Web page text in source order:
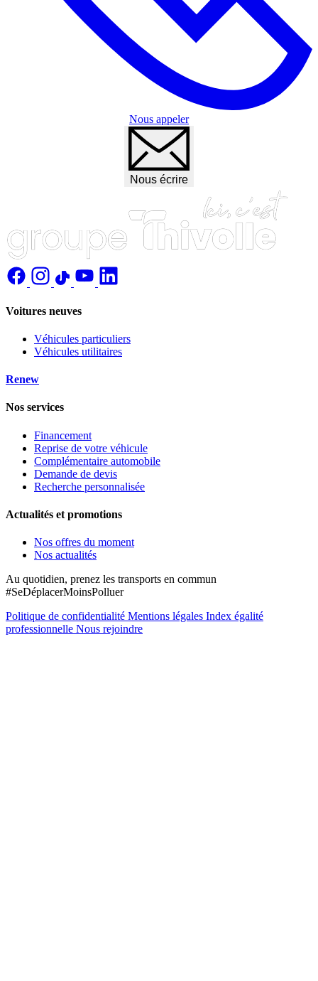
Nous appeler
Nous écrire
Voitures neuves
Véhicules particuliers
Véhicules utilitaires
Renew
Nos services
Financement
Reprise de votre véhicule
Complémentaire automobile
Demande de devis
Recherche personnalisée
Actualités et promotions
Nos offres du moment
Nos actualités
Au quotidien, prenez les transports en commun
#SeDéplacerMoinsPolluer
Politique de confidentialité Mentions légales Index égalité
professionnelle Nous rejoindre